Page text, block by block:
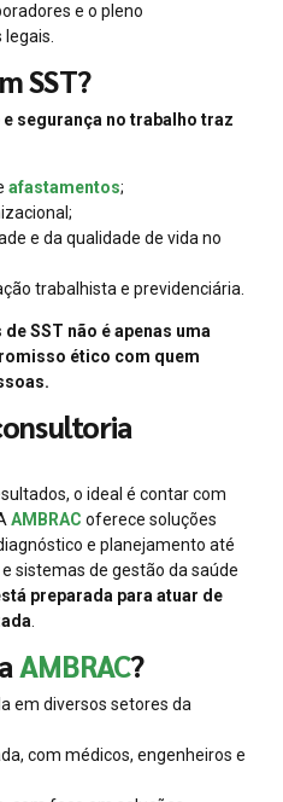
e o pleno
SST?
segurança no trabalho traz
afastamentos;
e da qualidade de vida no
trabalhista e previdenciária.
SST não é apenas uma
ético com quem
o ideal é contar com
AMBRAC oferece soluções
e planejamento até
sistemas de gestão da saúde
preparada para atuar de
AMBRAC?
em diversos setores da
com médicos, engenheiros e